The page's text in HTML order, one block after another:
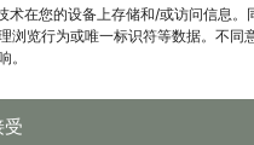
术在您的设备上存储和/或访问信息。
浏览行为或唯一标识符等数据。不同
。
受